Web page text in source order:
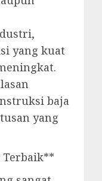
yang kuat
baja
yang
Terbaik**